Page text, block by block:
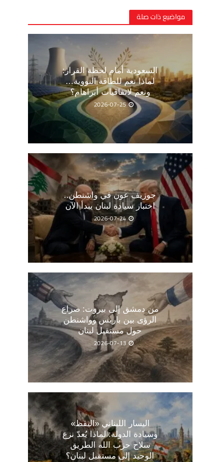
مواضيع ذات صلة
السعودية أمام لحظة القرار:
لماذا نعم للطاقة النووية…
ونعم لاتفاقيات أبراهام؟
2026-07-25
جوزيف عون في واشنطن..
اختبار سيادة لبنان يبدأ الآن
2026-07-24
من دمشق إلى بيروت: صراع
الرؤى بين باريس وواشنطن
حول مستقبل لبنان
2026-07-13
اليسار اللبناني «اليقظ»
وسيادة الدولة: لماذا يُعدّ نزع
سلاح حزب الله الطريق
الوحيد إلى مستقبل لبنان؟